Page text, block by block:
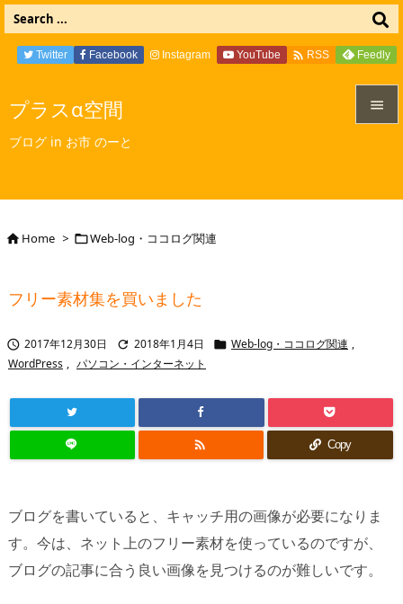
プラスα空間
ブログ in お市 のーと

Twitter Facebook Instagram YouTube  RSS Feedly
Home > Web-log・ココログ関連
フリー素材集を買いました
 2017年12月30日  2018年1月4日  Web-log・ココログ関連 ,
WordPress , パソコン・インターネット
 Copy
ブログを書いていると、キャッチ用の画像が必要になりま
す。今は、ネット上のフリー素材を使っているのですが、
ブログの記事に合う良い画像を見つけるのが難しいです。